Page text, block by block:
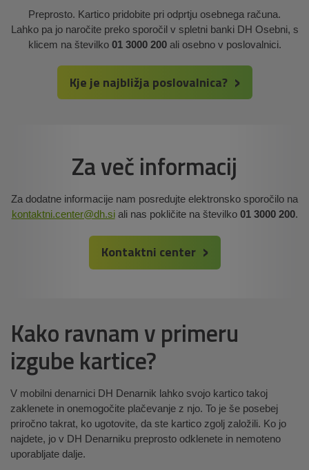
Preprosto. Kartico pridobite pri odprtju osebnega računa.
Lahko pa jo naročite preko sporočil v spletni banki DH Osebni, s
klicem na številko 01 3000 200ali osebno v poslovalnici.
Kje je najbližja poslovalnica?
Za več informacij
Za dodatne informacije nam posredujte elektronsko sporočilo na
kontaktni.center@dh.siali nas pokličite na številko 01 3000 200.
Kontaktni center
Kako ravnam v primeru
izgube kartice?
V mobilni denarnici DH Denarnik lahko svojo kartico takoj
zaklenete in onemogočite plačevanje z njo. To je še posebej
priročno takrat, ko ugotovite, da ste kartico zgolj založili. Ko jo
najdete, jo v DH Denarniku preprosto odklenete in nemoteno
uporabljate dalje.